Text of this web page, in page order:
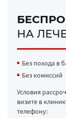
НА
Без похода в
Без комиссий
Условия
визите в
телефону: